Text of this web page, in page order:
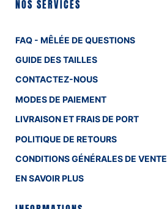
NOS SERVICES
FAQ - MÊLÉE DE QUESTIONS
GUIDE DES TAILLES
CONTACTEZ-NOUS
MODES DE PAIEMENT
LIVRAISON ET FRAIS DE PORT
POLITIQUE DE RETOURS
CONDITIONS GÉNÉRALES DE VENTE
EN SAVOIR PLUS